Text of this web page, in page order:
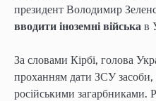
президент Володимир
вводити іноземні війська в
За словами Кірбі, голова
проханням дати ЗСУ засоби,
російськими загарбниками.